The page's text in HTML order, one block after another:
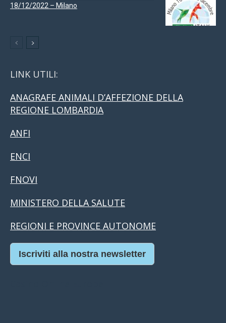
18/12/2022 – Milano
LINK UTILI:
ANAGRAFE ANIMALI D’AFFEZIONE DELLA
REGIONE LOMBARDIA
ANFI
ENCI
FNOVI
MINISTERO DELLA SALUTE
REGIONI E PROVINCE AUTONOME
Iscriviti alla nostra newsletter